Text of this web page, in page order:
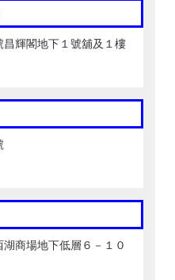
輝閣地下１號舖及１樓
商場地下低層６－１０